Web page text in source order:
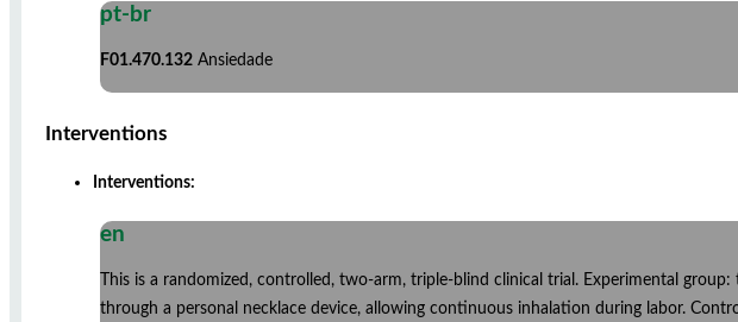
pt-br
F01.470.132 Ansiedade
Interventions
Interventions:
en
This is a randomized, controlled, two-arm, triple-blind clinical trial. Experimental
through a personal necklace device, allowing continuous inhalation during labor.